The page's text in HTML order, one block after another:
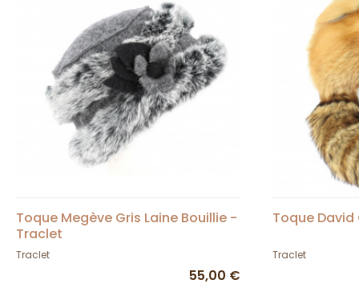
Toque Megève Gris Laine Bouillie -
Traclet
Traclet
55,00 €
Toque
Traclet